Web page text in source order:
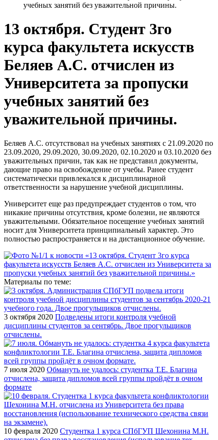
учебных занятий без уважительной причины.
13 октября. Студент 3го
курса факультета искусств
Беляев А.С. отчислен из
Университета за пропуски
учебных занятий без
уважительной причины.
Беляев А.С. отсутствовал на учебных занятиях c 21.09.2020 по
23.09.2020, 29.09.2020, 30.09.2020, 02.10.2020 и 03.10.2020 без
уважительных причин, так как не представил документы,
дающие право на освобождение от учебы. Ранее студент
систематически привлекался к дисциплинарной
ответственности за нарушение учебной дисциплины.
Университет еще раз предупреждает студентов о том, что
никакие причины отсутствия, кроме болезни, не являются
уважительными. Обязательное посещение учебных занятий
носит для Университета принципиальный характер. Это
полностью распространяется и на дистанционное обучение.
Материалы по теме:
3 октября 2020 Подведены итоги контроля учебной
дисциплины студентов за сентябрь. Двое прогульщиков
отчислены.
7 июля 2020 Обмануть не удалось: студентка Т.Е. Благина
отчислена, защита дипломов всей группы пройдёт в очном
формате
10 февраля 2020 Студентка 1 курса СПбГУП Шехонина М.Н.